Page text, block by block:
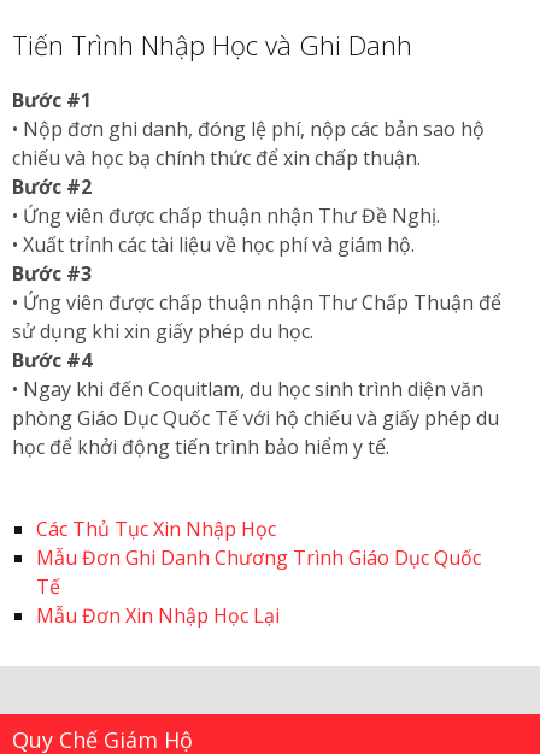
Tiến Trình Nhập Học và Ghi Danh
Bước #1
• Nộp đơn ghi danh, đóng lệ phí, nộp các bản sao hộ
chiếu và học bạ chính thức để xin chấp thuận.
Bước #2
• Ứng viên được chấp thuận nhận Thư Đề Nghị.
• Xuất trỉnh các tài liệu về học phí và giám hộ.
Bước #3
• Ứng viên được chấp thuận nhận Thư Chấp Thuận để
sử dụng khi xin giấy phép du học.
Bước #4
• Ngay khi đến Coquitlam, du học sinh trình diện văn
phòng Giáo Dục Quốc Tế với hộ chiếu và giấy phép du
học để khởi động tiến trình bảo hiểm y tế.
Các Thủ Tục Xin Nhập Học
Mẫu Đơn Ghi Danh Chương Trình Giáo Dục Quốc
Tế
Mẫu Đơn Xin Nhập Học Lại
Quy Chế Giám Hộ